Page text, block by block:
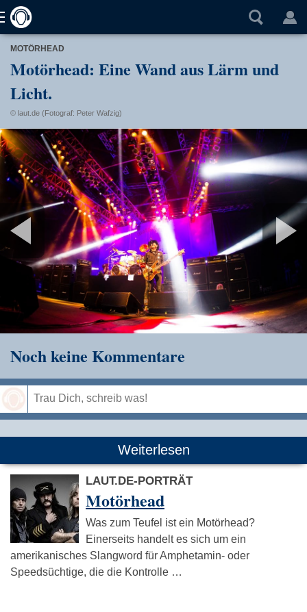
MOTÖRHEAD
Motörhead: Eine Wand aus Lärm und
Licht.
© laut.de (Fotograf: Peter Wafzig)
Noch keine Kommentare
Weiterlesen
LAUT.DE-PORTRÄT
Motörhead
Was zum Teufel ist ein Motörhead?
Einerseits handelt es sich um ein
amerikanisches Slangword für Amphetamin- oder
Speedsüchtige, die die Kontrolle …